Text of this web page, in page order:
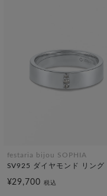
festaria bijou SOPHIA
SV925 ダイヤモンド リング
¥29,700税込